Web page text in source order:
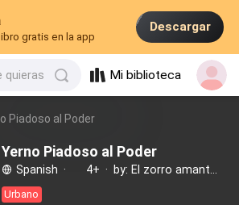
gratis en la app
Descargar
quieras Mi biblioteca
Piadoso al Poder
Yerno Piadoso al Poder
Spanish · 4+ ·
Urbano